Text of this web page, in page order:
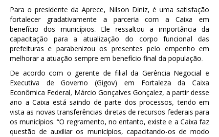
Para o presidente da Aprece, Nilson Diniz, é uma satisfação
fortalecer gradativamente a parceria com a Caixa em
benefício dos municípios. Ele ressaltou a importância da
capacitação para a atualização do corpo funcional das
prefeituras e parabenizou os presentes pelo empenho em
melhorar a atuação sempre em benefício final da população.
De acordo com o gerente de filial da Gerência Negocial e
Executiva de Governo (Gigov) em Fortaleza da Caixa
Econômica Federal, Márcio Gonçalves Gonçalez, a partir desse
ano a Caixa está saindo de parte dos processos, tendo em
vista as novas transferências diretas de recursos federais para
os municípios. “O regramento, no entanto, existe e a Caixa faz
questão de auxiliar os municípios, capacitando-os de modo